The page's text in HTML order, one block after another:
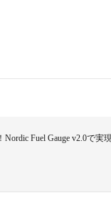
Fuel Gauge v2.0で実